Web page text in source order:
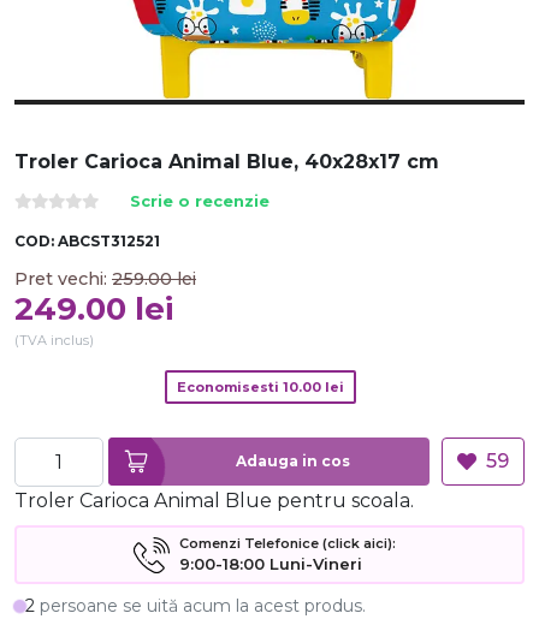
Troler Carioca Animal Blue, 40x28x17 cm
Scrie o recenzie
COD: ABCST312521
Pret vechi: 259.00 lei
249.00 lei
(TVA inclus)
Economisesti 10.00 lei
Adauga in cos
59
Troler Carioca Animal Blue pentru scoala.
Comenzi Telefonice (click aici):
9:00-18:00 Luni-Vineri
2 persoane se uită acum la acest produs.